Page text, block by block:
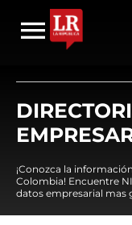
¡Conozca la
Colombia! Encuentre
datos empresarial mas